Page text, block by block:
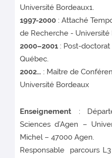
Université Bordeaux1.
1997-2000 : Attaché
de Recherche - Université
2000–2001 : Post-
Québec.
2002… : Maître de
Université Bordeaux
Enseignement :
Sciences d’Agen –
Michel – 47000 Agen.
Responsable parcours